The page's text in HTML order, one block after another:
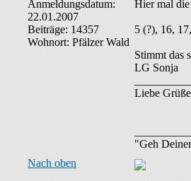
Anmeldungsdatum:
22.01.2007
Beiträge: 14357
Wohnort: Pfälzer Wald
Hier mal
5 (?), 16,
Stimmt das
LG Sonja
Liebe
"Geh
Nach oben